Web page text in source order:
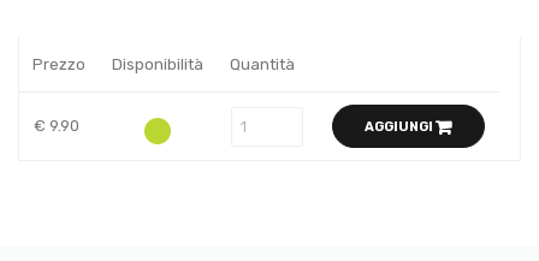
Prezzo Disponibilità Quantità
€ 9.90 AGGIUNGI